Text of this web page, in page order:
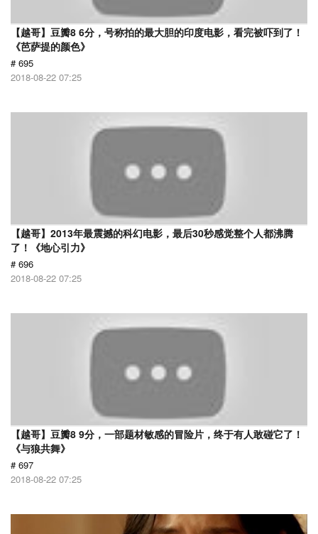
【越哥】豆瓣8 6分，号称拍的最大胆的印度电影，看完被吓到了！
《芭萨提的颜色》
# 695
2018-08-22 07:25
【越哥】2013年最震撼的科幻电影，最后30秒感觉整个人都沸腾
了！《地心引力》
# 696
2018-08-22 07:25
【越哥】豆瓣8 9分，一部题材敏感的冒险片，终于有人敢碰它了！
《与狼共舞》
# 697
2018-08-22 07:25